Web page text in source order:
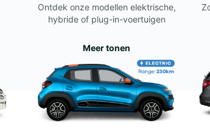
Ontdek onze modellen elektrische,
hybride of plug-in-voertuigen
Meer tonen